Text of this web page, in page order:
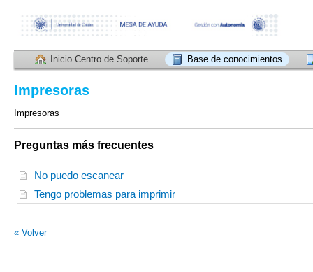
Inicio Centro de Soporte Base de conocimientos
Impresoras
Impresoras
Preguntas más frecuentes
No puedo escanear
Tengo problemas para imprimir
« Volver